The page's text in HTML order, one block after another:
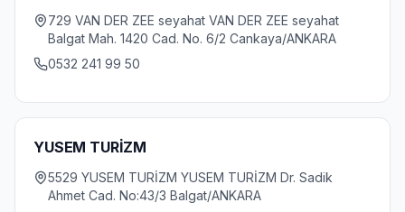
729 VAN DER ZEE seyahat VAN DER ZEE seyahat
Balgat Mah. 1420 Cad. No. 6/2 Cankaya/ANKARA
0532 241 99 50
YUSEM TURİZM
5529 YUSEM TURİZM YUSEM TURİZM Dr. Sadik
Ahmet Cad. No:43/3 Balgat/ANKARA